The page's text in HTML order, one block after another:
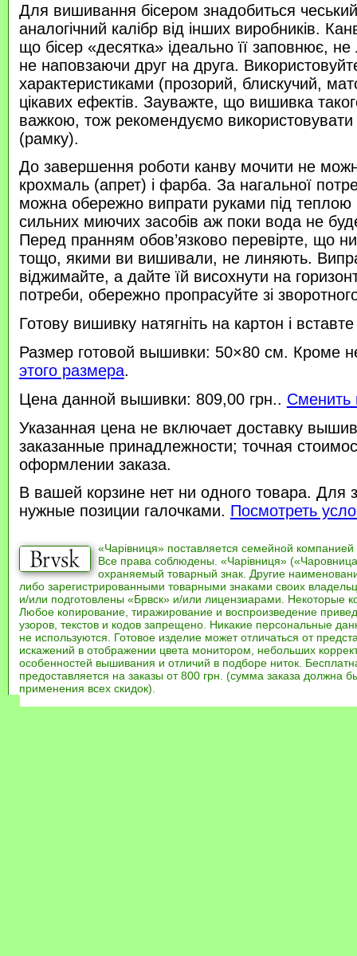
Для вишивання бісером знадобиться
аналогічний калібр від інших виробників.
що бісер «десятка» ідеально її заповнює,
не наповзаючи друг на друга.
характеристиками (прозорий, блискучий,
цікавих ефектів. Зауважте, що вишивка
важкою, тож рекомендуємо
(рамку).
До завершення роботи канву мочити не
крохмаль (апрет) і фарба. За нагальної
можна обережно випрати руками під
сильних миючих засобів аж поки вода не
Перед пранням обов’язково перевірте, що
тощо, якими ви вишивали, не линяють.
віджимайте, а дайте їй висохнути на
потреби, обережно пропрасуйте зі
Готову вишивку натягніть на картон і
Размер готовой вышивки: 50×80 см. Кроме
этого размера.
Цена данной вышивки: 809,00 грн.. Сменить
Указанная цена не включает доставку
заказанные принадлежности; точная
оформлении заказа.
В вашей корзине нет ни одного товара. Для
нужные позиции галочками. Посмотреть
«Чарівниця» поставляется семейной компанией
Все права соблюдены. «Чарівниця»
охраняемый товарный знак. Другие
либо зарегистрированными товарными знаками своих
и/или подготовлены «Брвск» и/или лицензиарами. Некоторые
Любое копирование, тиражирование и воспроизведение
узоров, текстов и кодов запрещено. Никакие персональные
не используются. Готовое изделие может отличаться от
искажений в отображении цвета монитором, небольших
особенностей вышивания и отличий в подборе ниток.
предоставляется на заказы от 800 грн. (сумма заказа должна
применения всех скидок).